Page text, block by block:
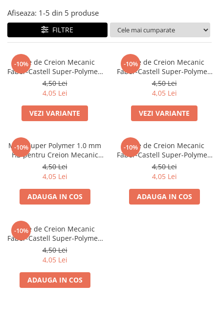
Benzi adezive
Capsatoare
Perforatoare
Suporturi și organizatoare de birou
Caiete și Blocuri
Blocnotesuri
Blocuri de desen
Caiete Biologie
Caiete cu Spirală
Caiete Dictando
Caiete Geografie
Caiete Matematica
Caiete Muzică
Caiete Tip I
Caiete Velin
Vocabulare
Calculatoare
Instrumente de scris și desen
Brush Pen-uri
Afiseaza: 1-5 din 5 produse
FILTRE
-10%
Mine de Creion Mecanic
Faber-Castell Super-Polymer,
0,5 mm, HB/B, 12 Bucăți
4,50 Lei
4,05 Lei
VEZI VARIANTE
-10%
Mine de Creion Mecanic
Faber-Castell Super-Polymer,
0,7 mm, HB/B, 12 Bucăți
4,50 Lei
4,05 Lei
VEZI VARIANTE
-10%
Mine Super Polymer 1.0 mm
HB pentru Creion Mecanic
Faber-Castell
4,50 Lei
4,05 Lei
ADAUGA IN COS
-10%
Mine de Creion Mecanic
Faber-Castell Super-Polymer,
1,4 mm, B, 12 Bucăți
4,50 Lei
4,05 Lei
ADAUGA IN COS
-10%
Mine de Creion Mecanic
Faber-Castell Super-Polymer,
0,35 mm, HB, 12 Bucăți
4,50 Lei
4,05 Lei
ADAUGA IN COS